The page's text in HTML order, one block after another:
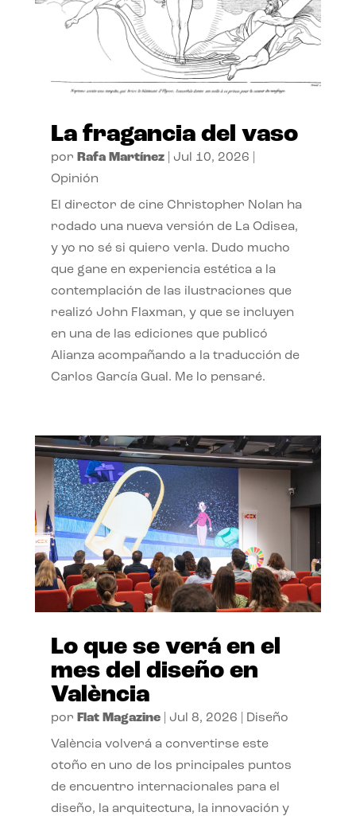
La fragancia del vaso
por Rafa Martínez| Jul 10, 2026
Opinión
El director de cine Christopher Nolan ha
rodado una nueva versión de La Odisea,
y yo no sé si quiero verla. Dudo mucho
que gane en experiencia estética a la
contemplación de las ilustraciones que
realizó John Flaxman, y que se incluyen
en una de las ediciones que publicó
Alianza acompañando a la traducción de
Carlos García Gual. Me lo pensaré.
Lo que se verá en el
mes del diseño en
València
por Flat Magazine| Jul 8, 2026 Diseño
València volverá a convertirse este
otoño en uno de los principales puntos
de encuentro internacionales para el
diseño, la arquitectura, la innovación y